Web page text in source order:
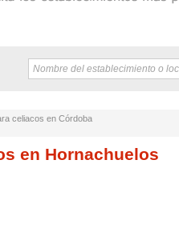
celiacos en Córdoba
en Hornachuelos